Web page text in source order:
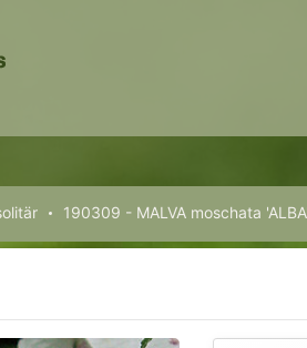
190309 - MALVA moschata 'ALBA'